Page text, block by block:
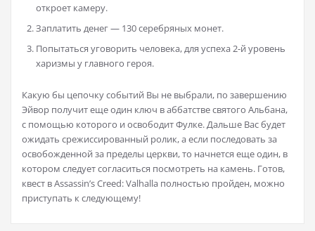
откроет камеру.
Заплатить денег — 130 серебряных монет.
Попытаться уговорить человека, для успеха 2-й уровень
харизмы у главного героя.
Какую бы цепочку событий Вы не выбрали, по завершению
Эйвор получит еще один ключ в аббатстве святого Альбана,
с помощью которого и освободит Фулке. Дальше Вас будет
ожидать срежиссированный ролик, а если последовать за
освобожденной за пределы церкви, то начнется еще один, в
котором следует согласиться посмотреть на камень. Готов,
квест в Assassin’s Creed: Valhalla полностью пройден, можно
приступать к следующему!